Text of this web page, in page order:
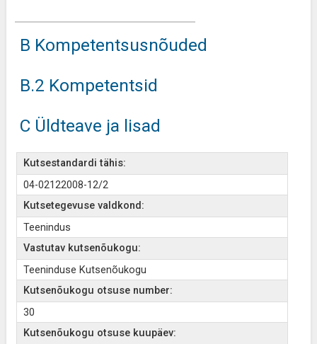
B Kompetentsusnõuded
B.2 Kompetentsid
C Üldteave ja lisad
Kutsestandardi tähis:
04-02122008-12/2
Kutsetegevuse valdkond:
Teenindus
Vastutav kutsenõukogu:
Teeninduse Kutsenõukogu
Kutsenõukogu otsuse number:
30
Kutsenõukogu otsuse kuupäev: